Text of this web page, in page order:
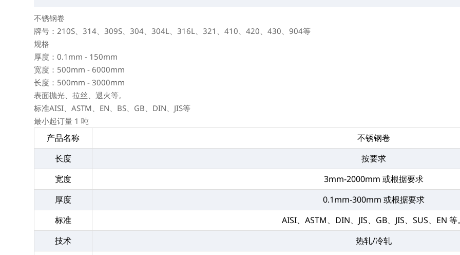
不锈钢卷
牌号：210S、314、309S、304、304L、316L、321、410、420、430、904等
规格
厚度：0.1mm - 150mm
宽度：500mm - 6000mm
长度：500mm - 3000mm
表面抛光、拉丝、退火等。
标准AISI、ASTM、EN、BS、GB、DIN、JIS等
最小起订量 1 吨
产品名称
不锈钢卷
长度
按要求
宽度
3mm-2000mm 或根据要求
厚度
0.1mm-300mm 或根据要求
标准
AISI、ASTM、DIN、JIS、GB、JIS、SUS、EN 等
技术
热轧/冷轧